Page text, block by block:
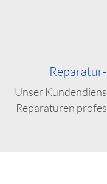
Unser
Reparaturen